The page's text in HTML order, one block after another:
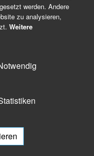
werden. Andere
zu analysieren,
Weitere